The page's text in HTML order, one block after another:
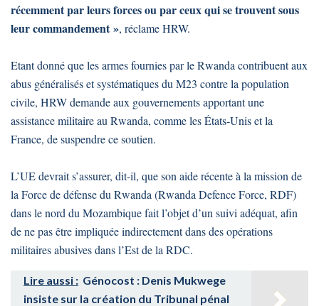
récemment par leurs forces ou par ceux qui se trouvent sous
leur commandement », réclame HRW.
Etant donné que les armes fournies par le Rwanda contribuent aux
abus généralisés et systématiques du M23 contre la population
civile, HRW demande aux gouvernements apportant une
assistance militaire au Rwanda, comme les États-Unis et la
France, de suspendre ce soutien.
L’UE devrait s’assurer, dit-il, que son aide récente à la mission de
la Force de défense du Rwanda (Rwanda Defence Force, RDF)
dans le nord du Mozambique fait l’objet d’un suivi adéquat, afin
de ne pas être impliquée indirectement dans des opérations
militaires abusives dans l’Est de la RDC.
Lire aussi : Génocost : Denis Mukwege
insiste sur la création du Tribunal pénal